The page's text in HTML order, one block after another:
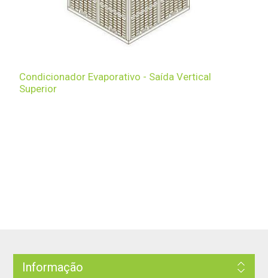
Condicionador Evaporativo - Saída Vertical
Superior
Informação